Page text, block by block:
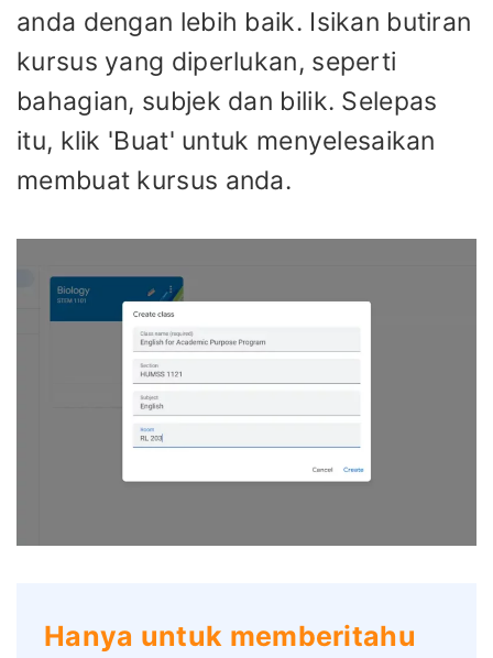
anda dengan lebih baik. Isikan butiran
kursus yang diperlukan, seperti
bahagian, subjek dan bilik. Selepas
itu, klik 'Buat' untuk menyelesaikan
membuat kursus anda.
Hanya untuk memberitahu